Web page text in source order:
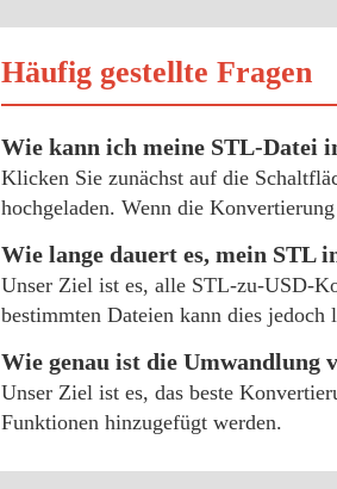
Häufig gestellte Fragen
Wie kann ich meine STL-Datei
Klicken Sie zunächst auf die
hochgeladen. Wenn die
Wie lange dauert es, mein STL
Unser Ziel ist es, alle STL-zu-USD-
bestimmten Dateien kann dies jedoch
Wie genau ist die Umwandlung
Unser Ziel ist es, das beste
Funktionen hinzugefügt werden.